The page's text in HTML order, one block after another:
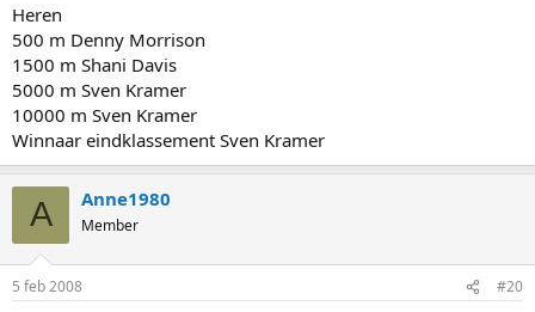
Heren
500 m Denny Morrison
1500 m Shani Davis
5000 m Sven Kramer
10000 m Sven Kramer
Winnaar eindklassement Sven Kramer
A Anne1980
Member
5 feb 2008 #20